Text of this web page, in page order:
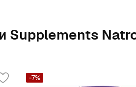
Supplements
-7%